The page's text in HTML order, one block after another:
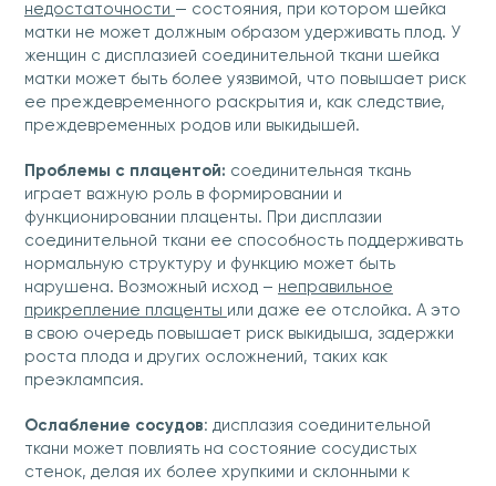
недостаточности — состояния, при котором шейка
матки не может должным образом удерживать плод. У
женщин с дисплазией соединительной ткани шейка
матки может быть более уязвимой, что повышает риск
ее преждевременного раскрытия и, как следствие,
преждевременных родов или выкидышей.
Проблемы с плацентой: соединительная ткань
играет важную роль в формировании и
функционировании плаценты. При дисплазии
соединительной ткани ее способность поддерживать
нормальную структуру и функцию может быть
нарушена. Возможный исход – неправильное
прикрепление плаценты или даже ее отслойка. А это
в свою очередь повышает риск выкидыша, задержки
роста плода и других осложнений, таких как
преэклампсия.
Ослабление сосудов: дисплазия соединительной
ткани может повлиять на состояние сосудистых
стенок, делая их более хрупкими и склонными к